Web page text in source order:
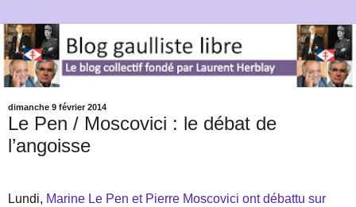
dimanche 9 février 2014
Le Pen / Moscovici : le débat de
l’angoisse
Lundi, Marine Le Pen et Pierre Moscovici ont débattu sur